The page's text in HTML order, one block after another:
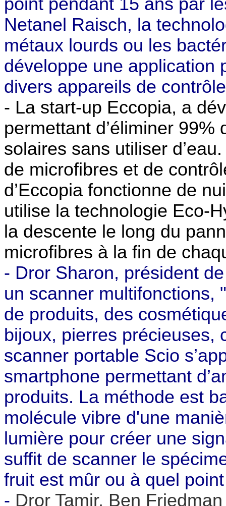
Netanel Raisch, la
métaux lourds ou les
développe une application
divers appareils de
- La start-up Eccopia, a
permettant d’éliminer
solaires sans utiliser
de microfibres et de
d’Eccopia fonctionne de
utilise la technologie Eco-
la descente le long du
microfibres à la fin de
- Dror Sharon, président
un scanner multifonctions,
de produits, des
bijoux, pierres
scanner portable Scio
smartphone permettant
produits. La méthode est
molécule vibre d'une
lumière pour créer une
suffit de scanner le
fruit est mûr ou à quel
- Dror Tamir, Ben